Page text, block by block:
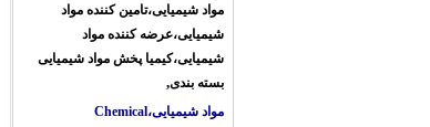
مواد شیمیایی،تامین کننده مواد
شیمیایی،عرضه کننده مواد
شیمیایی،کیمیا پخش مواد شیمیایی
بسته بندی
مواد شیمیایی،Chemical